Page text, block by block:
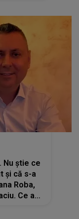
Nu știe ce
și că s-a
Roba,
Ce a